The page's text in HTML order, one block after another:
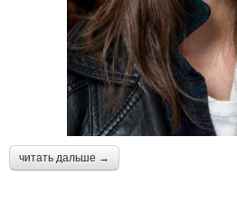
читать дальше →